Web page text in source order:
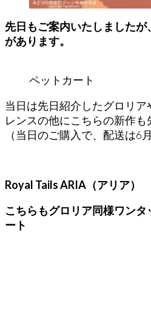
先日もご案内いたしました
があります。
ペットカート
当日は先日紹介したグロリ
レンスの他にこちらの新作も
（当日のご購入で、配送は6
Royal Tails ARIA（アリア）
こちらもグロリア同様ワン
ート